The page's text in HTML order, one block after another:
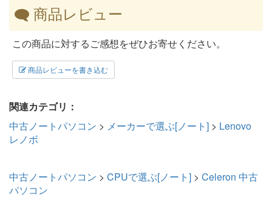
商品レビュー
この商品に対するご感想をぜひお寄せください。
商品レビューを書き込む
関連カテゴリ：
中古ノートパソコン > メーカーで選ぶ[ノート] > Lenovo
レノボ
中古ノートパソコン > CPUで選ぶ[ノート] > Celeron 中古
パソコン